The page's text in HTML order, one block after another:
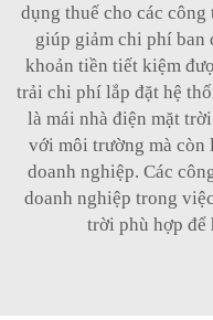
dụng thuế cho các
giúp giảm chi phí ban
khoản tiền tiết kiệm
trải chi phí lắp đặt hệ
là mái nhà điện mặt
với môi trường mà còn
doanh nghiệp. Các
doanh nghiệp trong
trời phù hợp để